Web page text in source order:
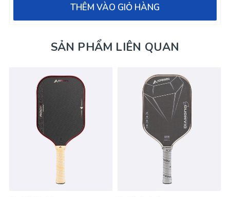
THÊM VÀO GIỎ HÀNG
SẢN PHẨM LIÊN QUAN